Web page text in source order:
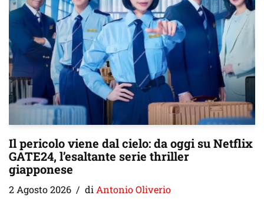
Il pericolo viene dal cielo: da oggi su Netflix
GATE24, l’esaltante serie thriller
giapponese
2 Agosto 2026 di Antonio Oliverio